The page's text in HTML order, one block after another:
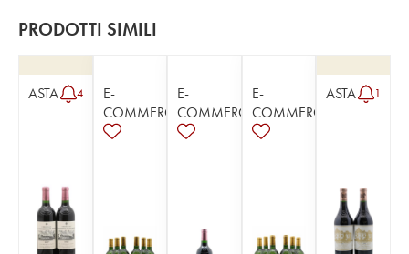
PRODOTTI SIMILI
ASTA 4
E-
COMMERCE
E-
COMMERCE
E-
COMMERCE
ASTA 1